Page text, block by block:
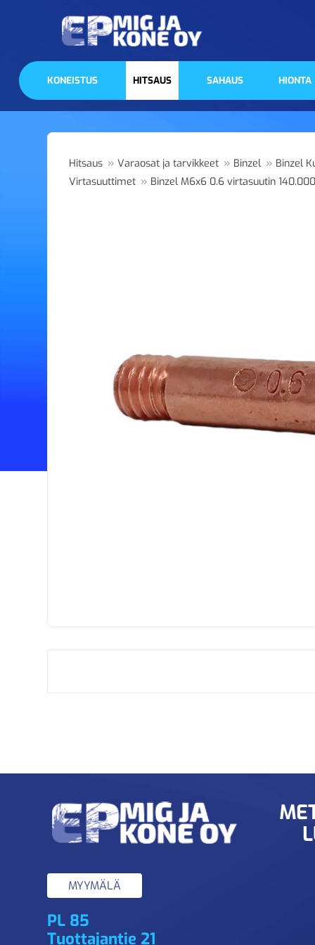
KONEISTUS HITSAUS SAHAUS HIONTA
Hitsaus »Varaosat ja tarvikkeet » Binzel » Binzel
Virtasuuttimet » Binzel M6x6 0.6 virtasuutin
MYYMÄLÄ
PL 85
Tuottajantie 21